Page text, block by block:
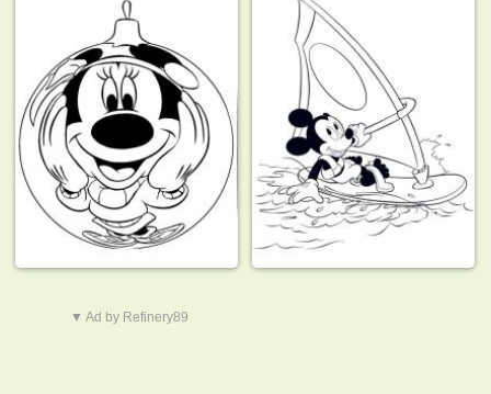
▼ Ad by Refinery89